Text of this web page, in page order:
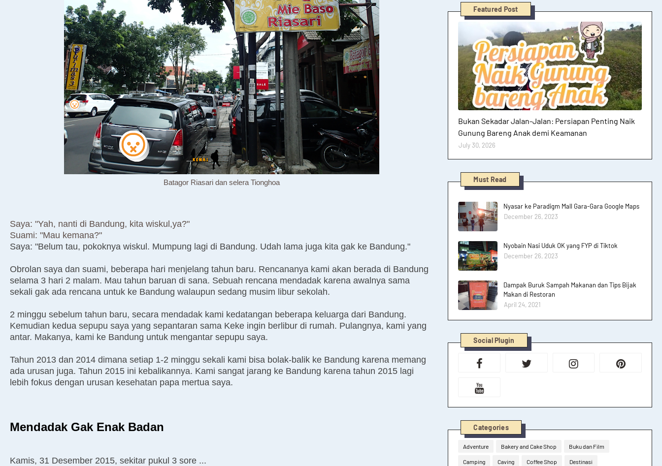
Batagor Riasari dan selera Tionghoa
Saya: "Yah, nanti di Bandung, kita wiskul,ya?"
Suami: "Mau kemana?"
Saya: "Belum tau, pokoknya wiskul. Mumpung lagi di Bandung. Udah lama juga kita gak ke Bandung."
Obrolan saya dan suami, beberapa hari menjelang tahun baru. Rencananya kami akan berada di Bandung
selama 3 hari 2 malam. Mau tahun baruan di sana. Sebuah rencana mendadak karena awalnya sama
sekali gak ada rencana untuk ke Bandung walaupun sedang musim libur sekolah.
2 minggu sebelum tahun baru, secara mendadak kami kedatangan beberapa keluarga dari Bandung.
Kemudian kedua sepupu saya yang sepantaran sama Keke ingin berlibur di rumah. Pulangnya, kami yang
antar. Makanya, kami ke Bandung untuk mengantar sepupu saya.
Tahun 2013 dan 2014 dimana setiap 1-2 minggu sekali kami bisa bolak-balik ke Bandung karena memang
ada urusan juga. Tahun 2015 ini kebalikannya. Kami sangat jarang ke Bandung karena tahun 2015 lagi
lebih fokus dengan urusan kesehatan papa mertua saya.
Mendadak Gak Enak Badan
Kamis, 31 Desember 2015, sekitar pukul 3 sore ...
Featured Post
Bukan Sekadar Jalan-Jalan: Persiapan Penting Naik
Gunung Bareng Anak demi Keamanan
July 30, 2026
Must Read
Nyasar ke Paradigm Mall Gara-Gara Google Maps
December 26, 2023
Nyobain Nasi Uduk OK yang FYP di Tiktok
December 26, 2023
Dampak Buruk Sampah Makanan dan Tips Bijak
Makan di Restoran
April 24, 2021
Social Plugin
Categories
Adventure Bakery and Cake Shop Buku dan Film
Camping Caving Coffee Shop Destinasi